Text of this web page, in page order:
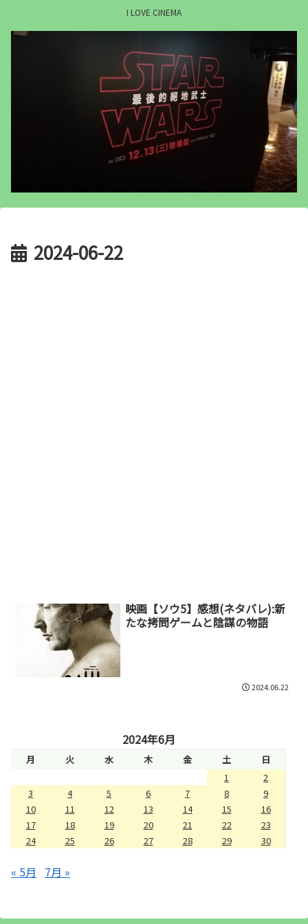
I LOVE CINEMA
2024-06-22
映画【ソウ5】感想(ネタバレ):新
たな拷問ゲームと陰謀の物語
2024.06.22
2024年6月
月 火 水 木 金 土
日
1
2
3
4 5 6 7 8
9
10
11 12 13 14 15
16
17
18 19 20 21 22
23
24
25 26 27 28 29 30
« 5月 7月 »